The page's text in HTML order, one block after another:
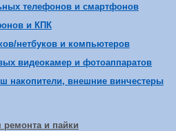
телефонов и смартфонов
и КПК
нетбуков и компьютеров
видеокамер и фотоаппаратов
накопители, внешние винчестеры
ремонта и пайки